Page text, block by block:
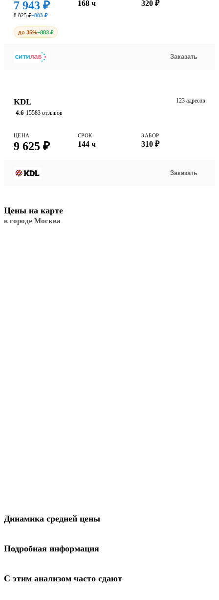
7 943 ₽
8 825 ₽−883 ₽
168 ч 320 ₽
до 35%−883 ₽
Заказать
KDL
4.6 15583 отзывов
123 адресов
ЦЕНА
9 625 ₽
СРОК
144 ч
ЗАБОР
310 ₽
Заказать
Цены на карте
в городе Москва
Динамика средней цены
Подробная информация
С этим анализом часто сдают